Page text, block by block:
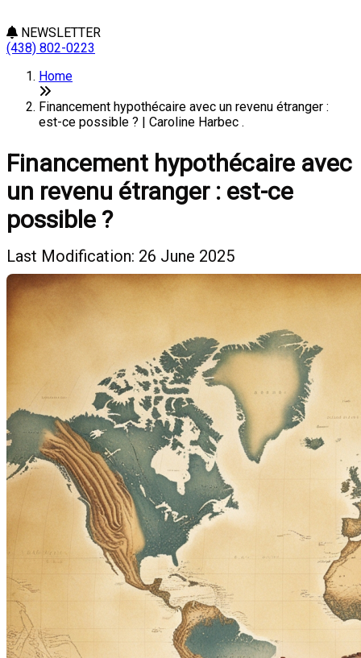
NEWSLETTER
(438) 802-0223
Home
Financement hypothécaire avec un revenu étranger :
est-ce possible ? | Caroline Harbec .
Financement hypothécaire avec
un revenu étranger : est-ce
possible ?
Last Modification: 26 June 2025